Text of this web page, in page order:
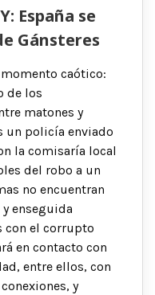
España se
Gánsteres
caótico:
de los
matones y
un policía enviado
la comisaría local
del robo a un
no encuentran
enseguida
con el corrupto
en contacto con
entre ellos, con
y